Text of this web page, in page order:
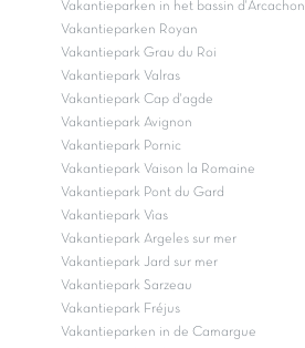
Vakantieparken in het bassin d'Arcachon
Vakantieparken Royan
Vakantiepark Grau du Roi
Vakantiepark Valras
Vakantiepark Cap d'agde
Vakantiepark Avignon
Vakantiepark Pornic
Vakantiepark Vaison la Romaine
Vakantiepark Pont du Gard
Vakantiepark Vias
Vakantiepark Argeles sur mer
Vakantiepark Jard sur mer
Vakantiepark Sarzeau
Vakantiepark Fréjus
Vakantieparken in de Camargue